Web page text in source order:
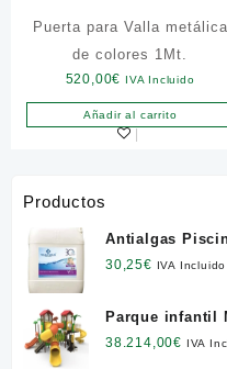
Puerta para Valla metálica
de colores 1Mt.
520,00€ IVA Incluido
Añadir al carrito
Productos
Antialgas
l. NETO
30,25€ IVA Incluido
Parque infantil
38.214,00€ IVA